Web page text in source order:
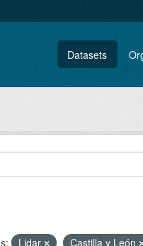
Datasets
Lidar Castilla y León